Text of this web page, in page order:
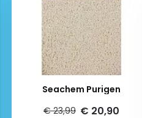
Seachem Purigen
€ 23,99 € 20,90